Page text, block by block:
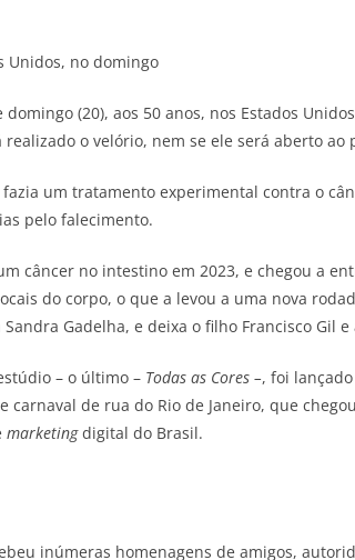
Unidos, no domingo
(20), aos 50 anos, nos Estados
o velório, nem se ele será aberto ao
um tratamento experimental contra o
pelo falecimento.
câncer no intestino em 2023, e chegou a
do corpo, o que a levou a uma nova
Gadelha, e deixa o filho Francisco Gil
– o último – Todas as Cores –, foi
carnaval de rua do Rio de Janeiro, que
marketingdigital do Brasil.
inúmeras homenagens de amigos,